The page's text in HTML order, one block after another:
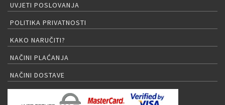
UVJETI POSLOVANJA
POLITIKA PRIVATNOSTI
KAKO NARUČITI?
NAČINI PLAĆANJA
NAČINI DOSTAVE